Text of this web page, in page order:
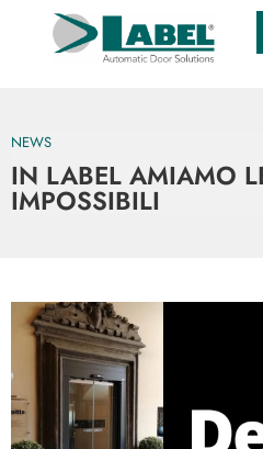
NEWS
IN LABEL AMIAMO
IMPOSSIBILI